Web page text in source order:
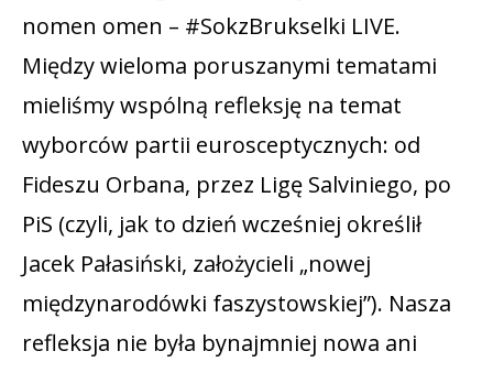
nomen omen – #SokzBrukselki LIVE.
Między wieloma poruszanymi tematami
mieliśmy wspólną refleksję na temat
wyborców partii eurosceptycznych: od
Fideszu Orbana, przez Ligę Salviniego, po
PiS (czyli, jak to dzień wcześniej określił
Jacek Pałasiński, założycieli „nowej
międzynarodówki faszystowskiej”). Nasza
refleksja nie była bynajmniej nowa ani